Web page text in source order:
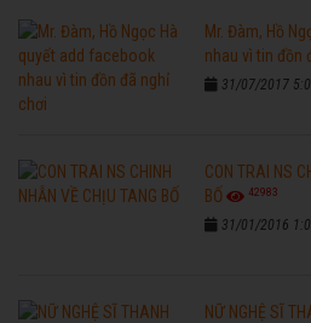
Mr. Đàm, Hồ
nhau vì tin đồn
31/07/2017
CON TRAI NS
BỐ
42983
31/01/2016
NỮ NGHỆ SĨ